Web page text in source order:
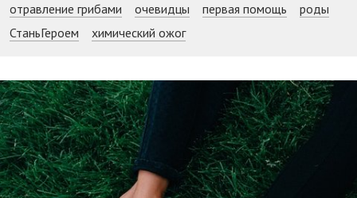
отравление грибами
очевидцы первая помощь
роды
СтаньГероем
химический ожог